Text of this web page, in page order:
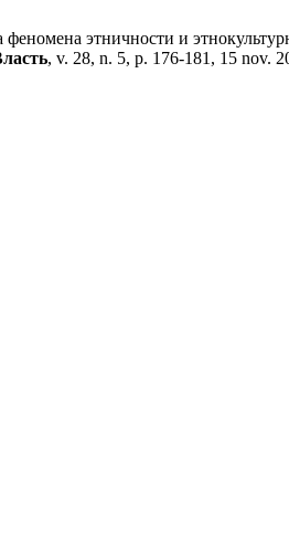
этничности и
, v. 28, n. 5, p. 176-181, 15 nov.